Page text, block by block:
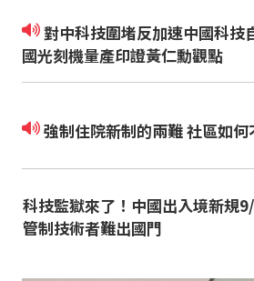
對中科技圍堵反加速中國科技自主？！中
國光刻機量產印證黃仁勳觀點
強制住院新制的兩難 社區如何
科技監獄來了！中國出入境新規
管制技術者難出國門